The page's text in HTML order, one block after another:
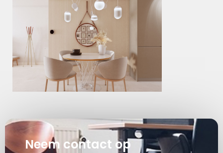
Neem contact op